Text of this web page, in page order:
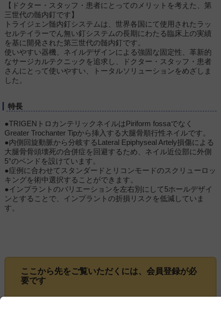
【ドクター・スタッフ・患者にとってのメリットを考えた、第
三世代の髄内釘です】
トライジェン髄内釘システムは、世界各国にて使用されたラッ
セルテイラーでん無い釘システムの長期にわたる臨床上の実績
を基に開発された第三世代の髄内釘です。
使いやすい器機、ネイルデザインによる強固な固定性、革新的
なサージカルテクニックを追求し、ドクター・スタッフ・患者
さんにとって使いやすい、トータルソリューションをめざしま
した。
特長
●TRIGENトロカンテリックネイルはPiriform fossaでなく
Greater Trochanter Tipから挿入する大腿骨順行性ネイルです。
●内側回旋動脈から分岐するLateral Epiphyseal Artely損傷による
大腿骨骨頭壊死の合併症を回避するため、ネイル近位部に外側
5°のベンドを設けています。
●症例に合わせてスタンダードとリコンモードのスクリューロッ
キングを術中選択することができます。
●インプラントのバリエーションを左右別にして5ホールデザイ
ンとすることで、インプラントの折損リスクを低減していま
す。
ここから先をご覧いただくには、 会員登録が必
要です